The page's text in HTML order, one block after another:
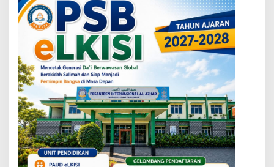
g
n
y
a
M
i
t
i
g
a
s
i
B
e
n